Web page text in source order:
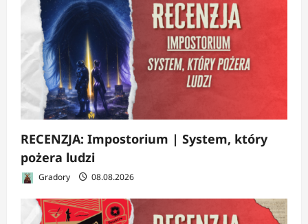
RECENZJA: Impostorium | System, który
pożera ludzi
Gradory 08.08.2026